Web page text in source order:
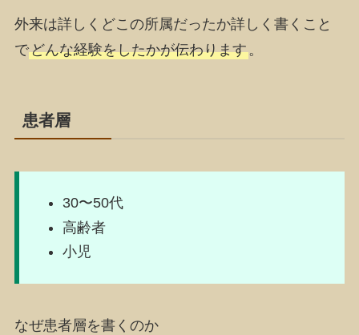
外来は詳しくどこの所属だったか詳しく書くこと
でどんな経験をしたかが伝わります。
患者層
30〜50代
高齢者
小児
なぜ患者層を書くのか